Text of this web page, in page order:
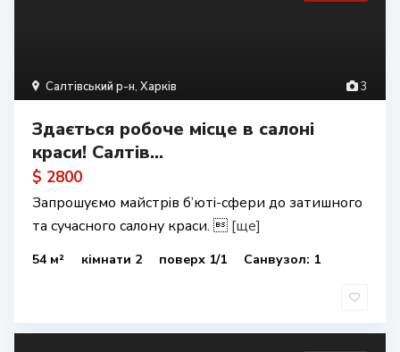
3
Салтівський р-н, Харків
Здається робоче місце в салоні
краси! Салтів...
$ 2800
Запрошуємо майстрів б’юті-сфери до затишного
та сучасного салону краси.  [ще]
54 м² кімнати 2 поверх 1/1 Санвузол: 1